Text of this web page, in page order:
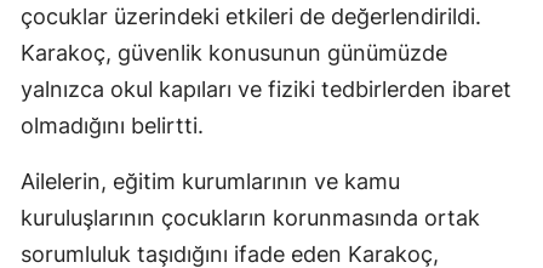
çocuklar üzerindeki etkileri de değerlendirildi.
Karakoç, güvenlik konusunun günümüzde
yalnızca okul kapıları ve fiziki tedbirlerden ibaret
olmadığını belirtti.
Ailelerin, eğitim kurumlarının ve kamu
kuruluşlarının çocukların korunmasında ortak
sorumluluk taşıdığını ifade eden Karakoç,